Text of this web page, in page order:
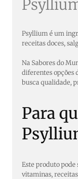
Psyllium é um
receitas doces,
Na Sabores do
diferentes opções
busca qualidade,
Para
Este produto pode
vitaminas,